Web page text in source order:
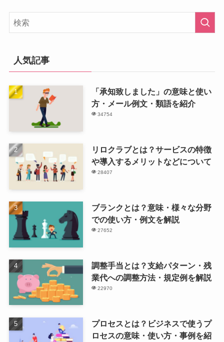
人気記事
「承知致しました」の意味と使い
方・メール例文・類語を紹介
34754
リロクラブとは？サービスの特徴
や導入するメリットなどについて
28407
ブランクとは？意味・様々な分野
での使い方・例文を解説
27652
調整手当とは？支給パターン・残
業代への調整方法・規定例を解説
22970
プロセスとは？ビジネスで使うプ
ロセスの意味・使い方・事例を紹